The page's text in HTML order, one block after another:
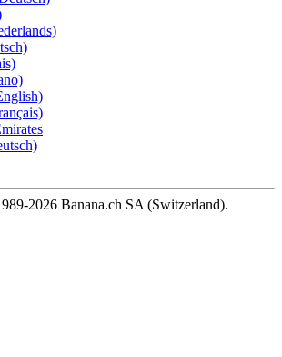
2026 Banana.ch SA (Switzerland).